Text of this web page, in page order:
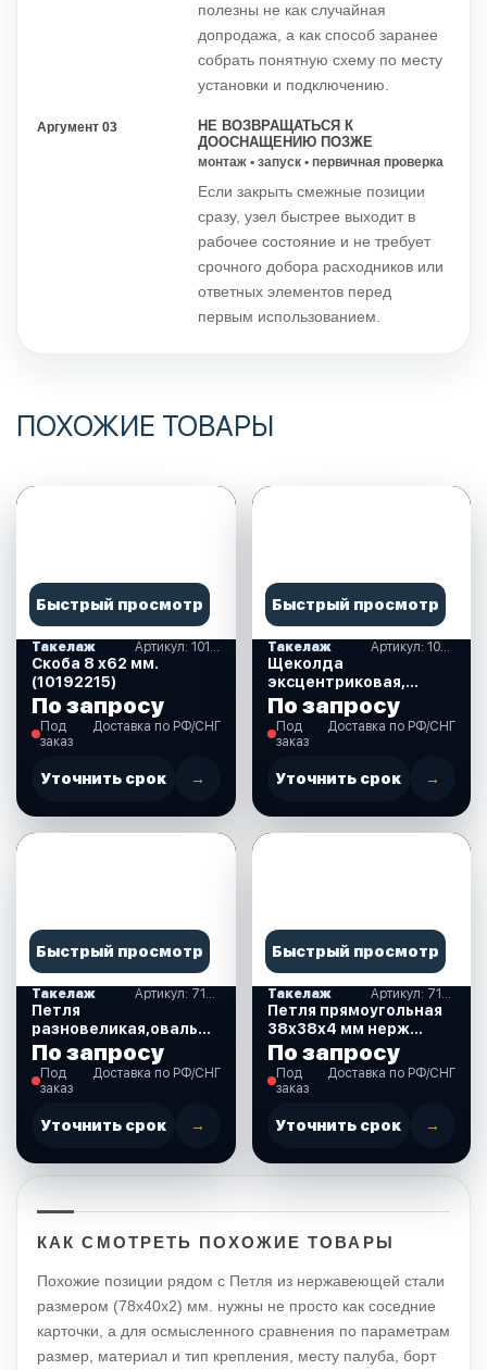
полезны не как случайная
допродажа, а как способ заранее
собрать понятную схему по месту
установки и подключению.
Аргумент 03
НЕ ВОЗВРАЩАТЬСЯ К
ДООСНАЩЕНИЮ ПОЗЖЕ
монтаж • запуск • первичная проверка
Если закрыть смежные позиции
сразу, узел быстрее выходит в
рабочее состояние и не требует
срочного добора расходников или
ответных элементов перед
первым использованием.
ПОХОЖИЕ ТОВАРЫ
Быстрый просмотр
Такелаж Артикул: 10192215
Скоба 8 х62 мм.
(10192215)
По запросу
Под
заказ
Доставка по РФ/СНГ
Уточнить срок →
Быстрый просмотр
Такелаж Артикул: 10247999
Щеколда
эксцентриковая,
70х28 мм (10247999)
По запросу
Под
заказ
Доставка по РФ/СНГ
Уточнить срок →
Быстрый просмотр
Такелаж Артикул: 710165
Петля
разновеликая,овальная
75х40х2 мм Нерж
(710165)
По запросу
Под
заказ
Доставка по РФ/СНГ
Уточнить срок →
Быстрый просмотр
Такелаж Артикул: 710159
Петля прямоугольная
38х38х4 мм нерж
сталь (710159)
По запросу
Под
заказ
Доставка по РФ/СНГ
Уточнить срок →
КАК СМОТРЕТЬ ПОХОЖИЕ ТОВАРЫ
Похожие позиции рядом с Петля из нержавеющей стали
размером (78х40х2) мм. нужны не просто как соседние
карточки, а для осмысленного сравнения по параметрам
размер, материал и тип крепления, месту палуба, борт